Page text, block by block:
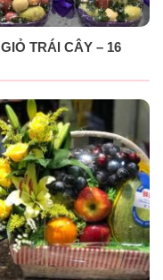
GIỎ TRÁI CÂY – 16